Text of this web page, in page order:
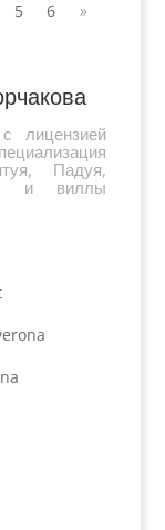
5 6 »
лицензией
Падуя,
и виллы